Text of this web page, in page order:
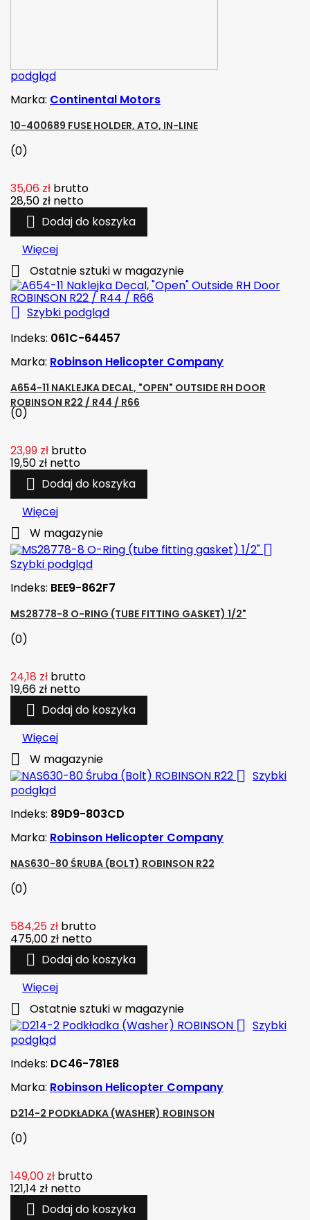
podgląd
Marka: Continental Motors
10-400689 FUSE HOLDER, ATO, IN-LINE
(0)
35,06 zł brutto
28,50 zł netto
 Dodaj do koszyka
Więcej
 Ostatnie sztuki w magazynie
 Szybki podgląd
Indeks: 061C-64457
Marka: Robinson Helicopter Company
A654-11 NAKLEJKA DECAL, "OPEN" OUTSIDE RH DOOR
ROBINSON R22 / R44 / R66
(0)
23,99 zł brutto
19,50 zł netto
 Dodaj do koszyka
Więcej
 W magazynie

Szybki podgląd
Indeks: BEE9-862F7
MS28778-8 O-RING (TUBE FITTING GASKET) 1/2"
(0)
24,18 zł brutto
19,66 zł netto
 Dodaj do koszyka
Więcej
 W magazynie
 Szybki
podgląd
Indeks: 89D9-803CD
Marka: Robinson Helicopter Company
NAS630-80 ŚRUBA (BOLT) ROBINSON R22
(0)
584,25 zł brutto
475,00 zł netto
 Dodaj do koszyka
Więcej
 Ostatnie sztuki w magazynie
 Szybki
podgląd
Indeks: DC46-781E8
Marka: Robinson Helicopter Company
D214-2 PODKŁADKA (WASHER) ROBINSON
(0)
149,00 zł brutto
121,14 zł netto
 Dodaj do koszyka